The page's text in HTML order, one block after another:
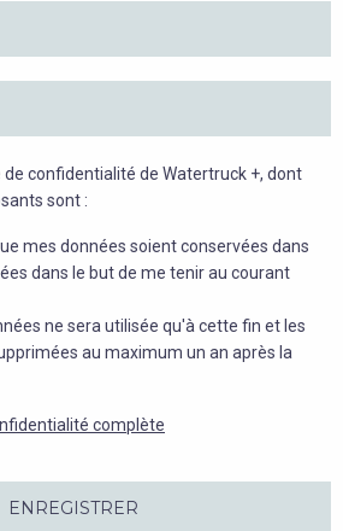
de confidentialité de Watertruck +, dont
sont :
mes données soient conservées dans
dans le but de me tenir au courant
ne sera utilisée qu'à cette fin et les
au maximum un an après la
complète
ENREGISTRER